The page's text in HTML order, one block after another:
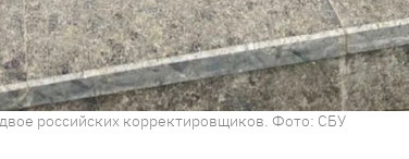
российских корректировщиков. Фото: СБУ